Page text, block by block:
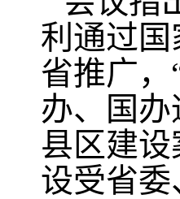
利通过
省推广
办、国
县区建
设受省